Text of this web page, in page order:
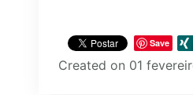
Save
Created on 01